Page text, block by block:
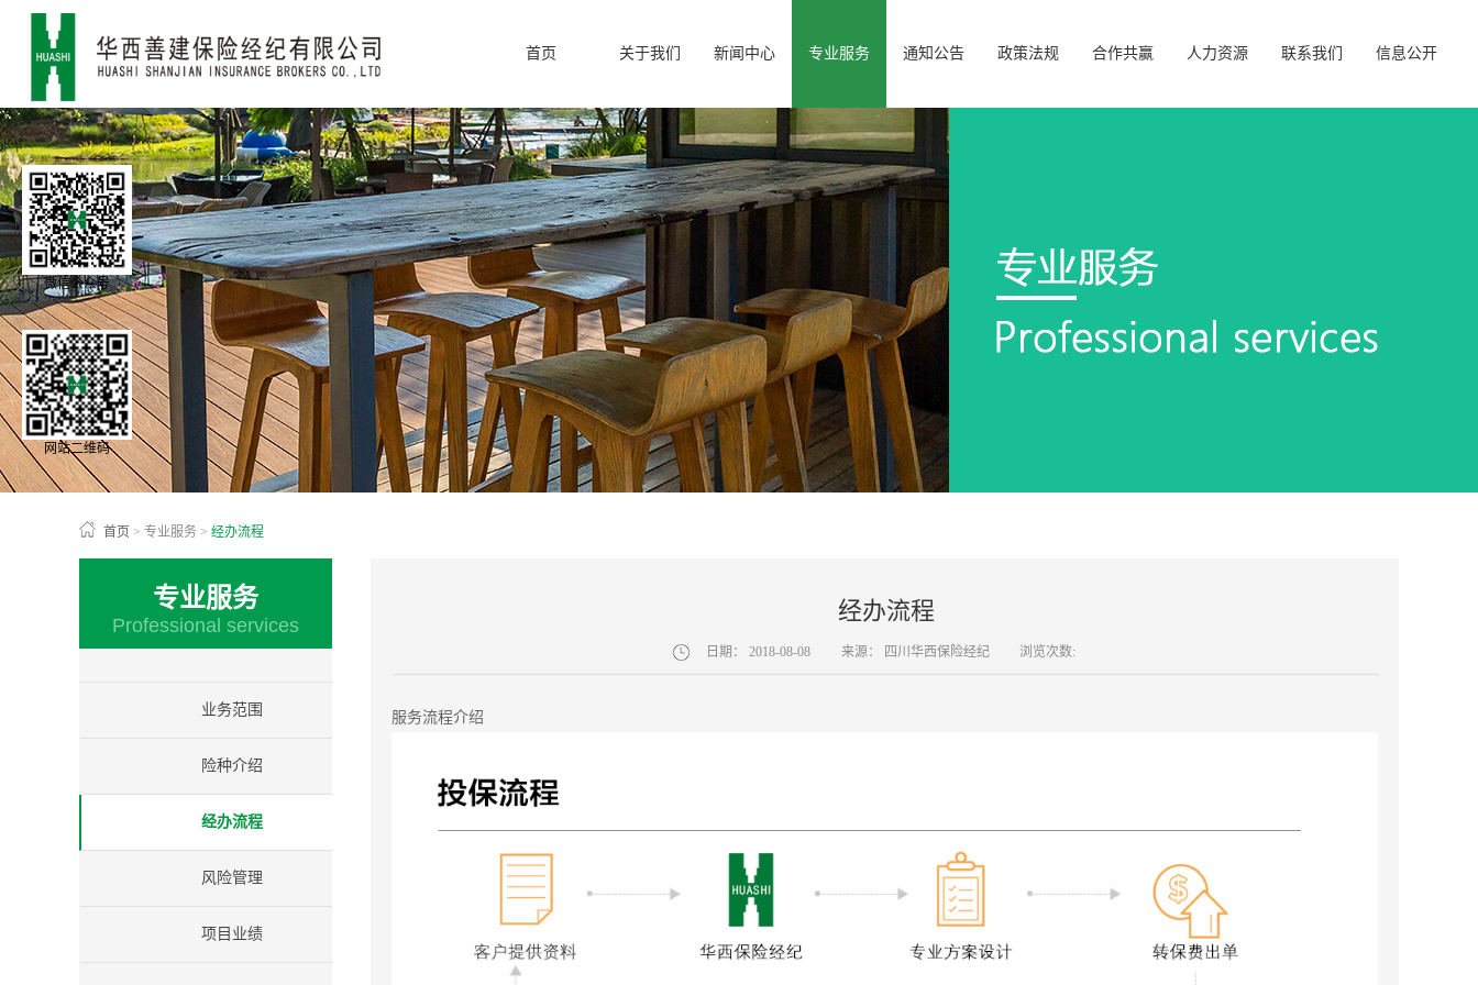
首页 关于我们 新闻中心 专业服务 通知公告 政策法规 合作共赢 人力资源 联系我们 信息公开
首页 > 专业服务 > 经办流程
专业服务
Professional services
业务范围
险种介绍
经办流程
风险管理
项目业绩
经办流程
日期： 2018-08-08 来源： 四川华西保险经纪 浏览次数:
服务流程介绍
网站二维码
微信公众号